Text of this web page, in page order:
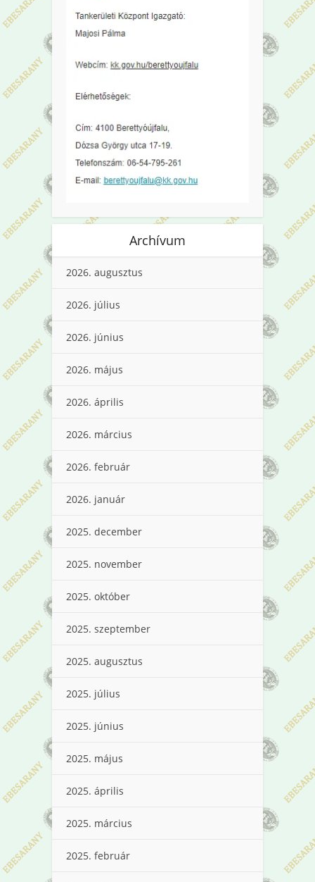
Archívum
2026. augusztus
2026. július
2026. június
2026. május
2026. április
2026. március
2026. február
2026. január
2025. december
2025. november
2025. október
2025. szeptember
2025. augusztus
2025. július
2025. június
2025. május
2025. április
2025. március
2025. február